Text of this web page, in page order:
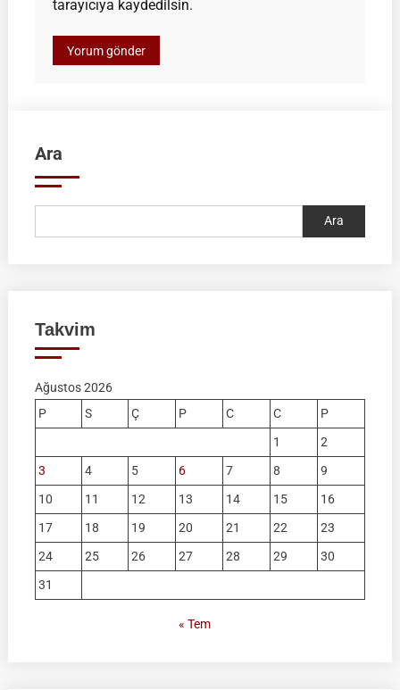
tarayıcıya kaydedilsin.
Ara
Ara
Takvim
Ağustos 2026
P
S Ç P C C
P
1
2
3
4 5 6 7 8
9
10
11 12 13 14 15
16
17
18 19 20 21 22
23
24
25 26 27 28 29
30
31
« Tem